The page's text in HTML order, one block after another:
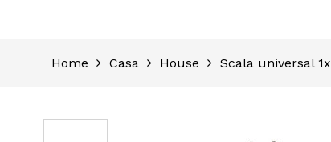
Home Casa House Scala universal